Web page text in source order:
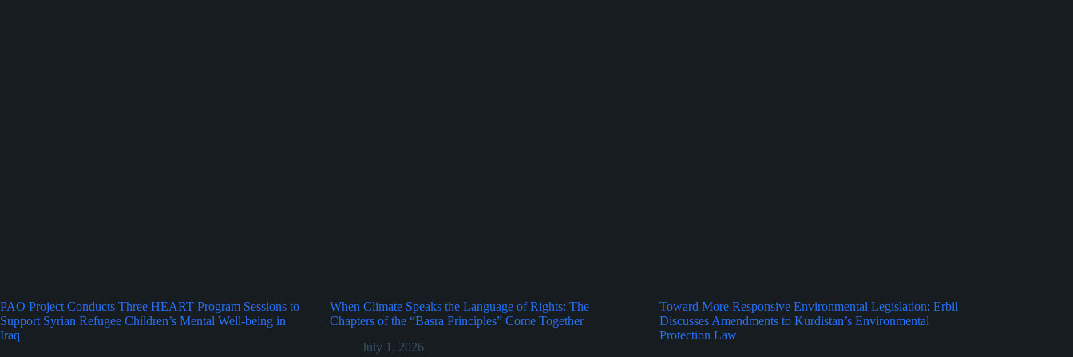
PAO Project Conducts Three HEART Program Sessions to
Support Syrian Refugee Children’s Mental Well-being in
Iraq
When Climate Speaks the Language of Rights: The
Chapters of the “Basra Principles” Come Together
July 1, 2026
Toward More Responsive Environmental Legislation: Erbil
Discusses Amendments to Kurdistan’s Environmental
Protection Law